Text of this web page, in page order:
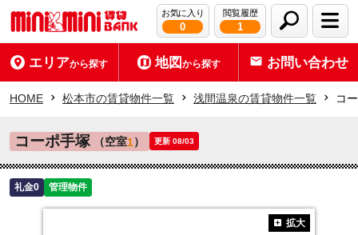
お気に入り
0
閲覧履歴
1
エリアから探す 地図から探す お問い合わせ
HOME 松本市の賃貸物件一覧 浅間温泉の賃貸物件一覧 コ
コーポ手塚 （空室1） 更新 08/03
礼金0 管理物件
拡大